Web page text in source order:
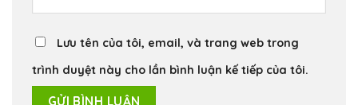
Lưu tên của tôi, email, và trang web trong
trình duyệt này cho lần bình luận kế tiếp của tôi.